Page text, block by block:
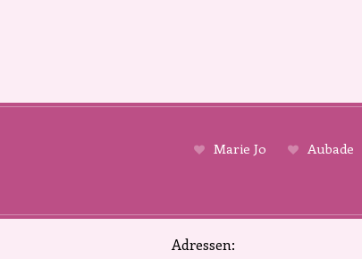
Marie Jo Aubade
Adressen: